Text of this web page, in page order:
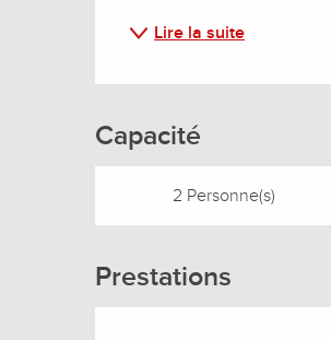
Lire la suite
Capacité
2 Personne(s)
Prestations